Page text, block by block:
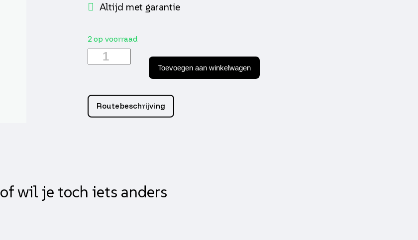
Altijd met garantie
2 op voorraad
/
a3,
camino,
Tomos
Toevoegen aan winkelwagen
Routebeschrijving
of wil je toch iets anders